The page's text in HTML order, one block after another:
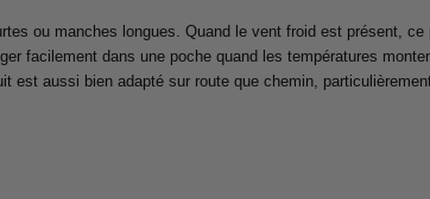
ou manches longues. Quand le vent froid est présent,
facilement dans une poche quand les températures
est aussi bien adapté sur route que chemin,